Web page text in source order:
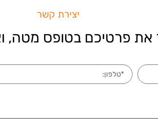
יצירת קשר
את פרטיכם בטופס מטה,